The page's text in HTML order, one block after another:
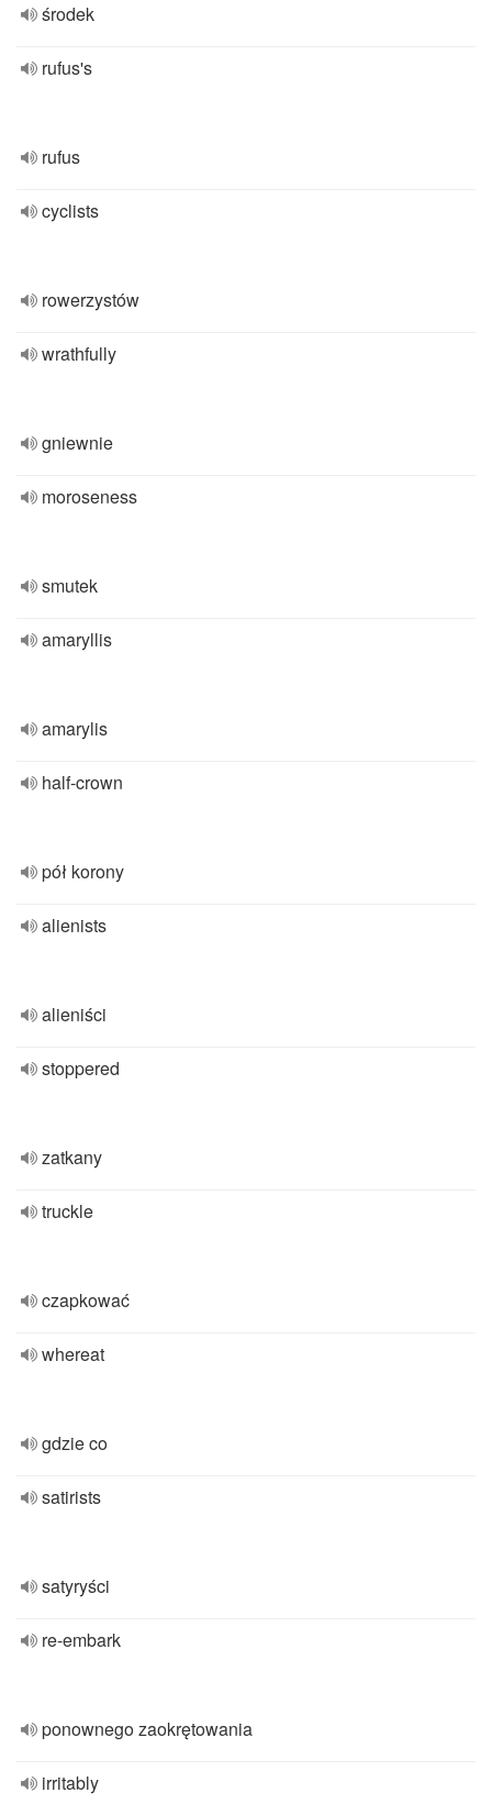
środek
rufus's
rufus
cyclists
rowerzystów
wrathfully
gniewnie
moroseness
smutek
amaryllis
amarylis
half-crown
pół korony
alienists
alieniści
stoppered
zatkany
truckle
czapkować
whereat
gdzie co
satirists
satyryści
re-embark
ponownego zaokrętowania
irritably